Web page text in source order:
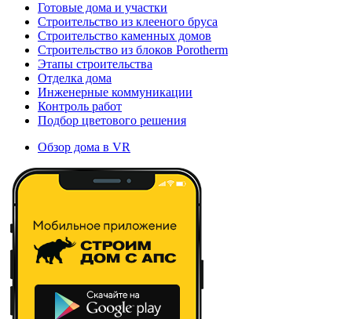
Готовые дома и участки
Строительство из клееного бруса
Строительство каменных домов
Строительство из блоков Porotherm
Этапы строительства
Отделка дома
Инженерные коммуникации
Контроль работ
Подбор цветового решения
Обзор дома в VR